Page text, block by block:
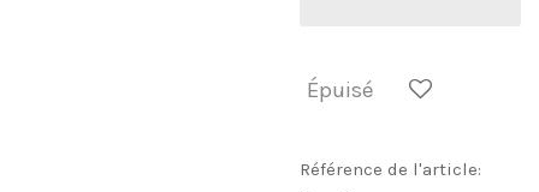
Épuisé
Référence de l'article: